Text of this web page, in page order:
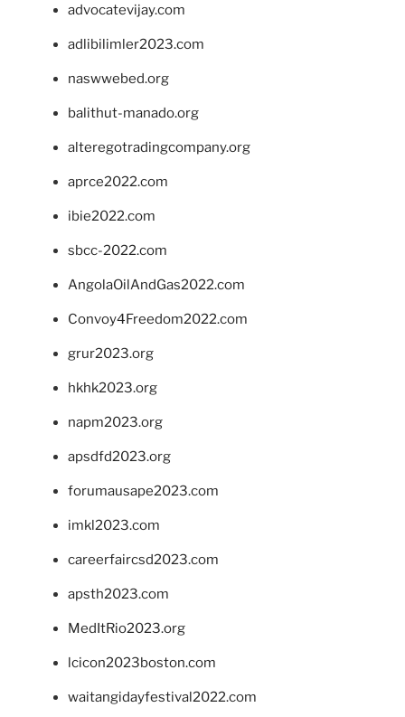
advocatevijay.com
adlibilimler2023.com
naswwebed.org
balithut-manado.org
alteregotradingcompany.org
aprce2022.com
ibie2022.com
sbcc-2022.com
AngolaOilAndGas2022.com
Convoy4Freedom2022.com
grur2023.org
hkhk2023.org
napm2023.org
apsdfd2023.org
forumausape2023.com
imkl2023.com
careerfaircsd2023.com
apsth2023.com
MedItRio2023.org
lcicon2023boston.com
waitangidayfestival2022.com